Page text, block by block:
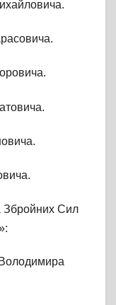
Збройних Сил